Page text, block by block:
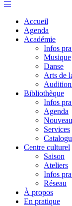
Accueil
Agenda
Académie
Infos
Musique
Danse
Arts de
Bibliothèque
Infos
Agenda
Services
Centre culturel
Saison
Ateliers
Infos
Réseau
À propos
En pratique